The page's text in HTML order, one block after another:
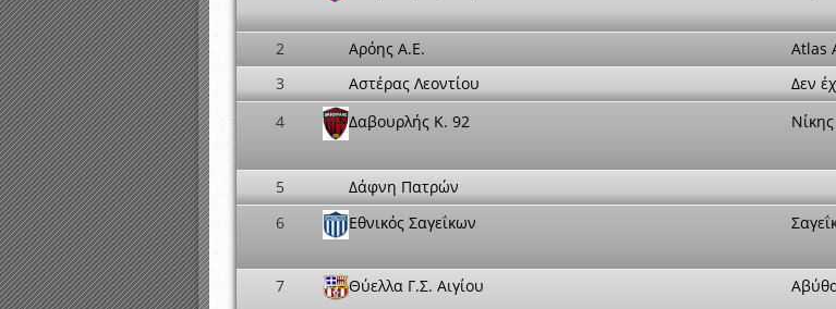
2 Αρόης Α.Ε.
Atlas
3
Αστέρας Λεοντίου
Δεν
4
Δαβουρλής K. 92
5
Δάφνη Πατρών
6
Εθνικός Σαγεΐκων
7 Θύελλα Γ.Σ. Αιγίου